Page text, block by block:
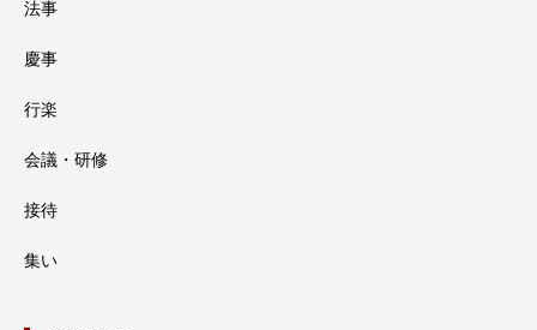
法事
慶事
行楽
会議・研修
接待
集い